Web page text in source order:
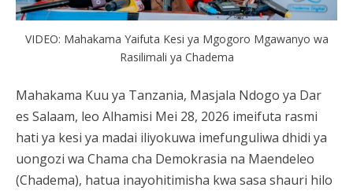
VIDEO: Mahakama Yaifuta Kesi ya Mgogoro Mgawanyo wa
Rasilimali ya Chadema
Mahakama Kuu ya Tanzania, Masjala Ndogo ya Dar
es Salaam, leo Alhamisi Mei 28, 2026 imeifuta rasmi
hati ya kesi ya madai iliyokuwa imefunguliwa dhidi ya
uongozi wa Chama cha Demokrasia na Maendeleo
(Chadema), hatua inayohitimisha kwa sasa shauri hilo